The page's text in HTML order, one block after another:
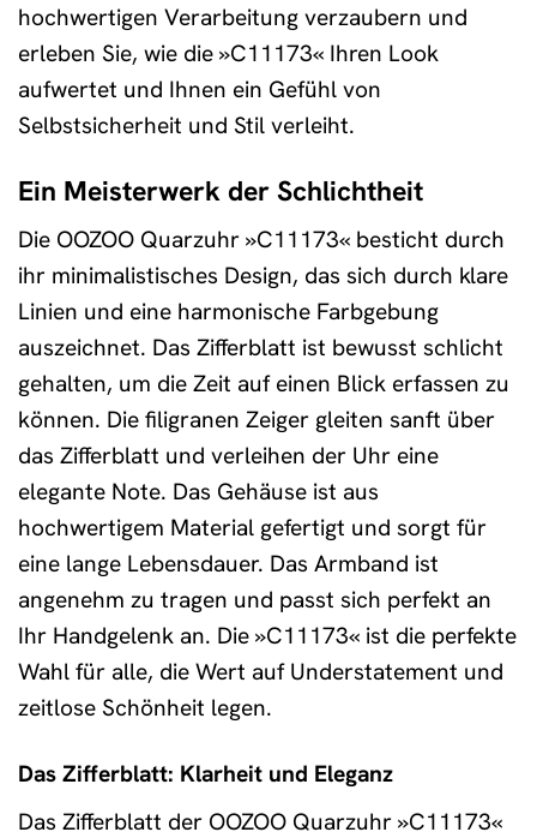
hochwertigen Verarbeitung verzaubern und
erleben Sie, wie die »C11173« Ihren Look
aufwertet und Ihnen ein Gefühl von
Selbstsicherheit und Stil verleiht.
Ein Meisterwerk der Schlichtheit
Die OOZOO Quarzuhr »C11173« besticht durch
ihr minimalistisches Design, das sich durch klare
Linien und eine harmonische Farbgebung
auszeichnet. Das Zifferblatt ist bewusst schlicht
gehalten, um die Zeit auf einen Blick erfassen zu
können. Die filigranen Zeiger gleiten sanft über
das Zifferblatt und verleihen der Uhr eine
elegante Note. Das Gehäuse ist aus
hochwertigem Material gefertigt und sorgt für
eine lange Lebensdauer. Das Armband ist
angenehm zu tragen und passt sich perfekt an
Ihr Handgelenk an. Die »C11173« ist die perfekte
Wahl für alle, die Wert auf Understatement und
zeitlose Schönheit legen.
Das Zifferblatt: Klarheit und Eleganz
Das Zifferblatt der OOZOO Quarzuhr »C11173«